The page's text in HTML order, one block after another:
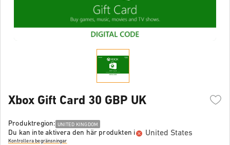
Xbox Gift Card 30 GBP UK
Produktregion: UNITED KINGDOM
Du kan inte aktivera den här produkten i United States
Kontrollera begränsningar